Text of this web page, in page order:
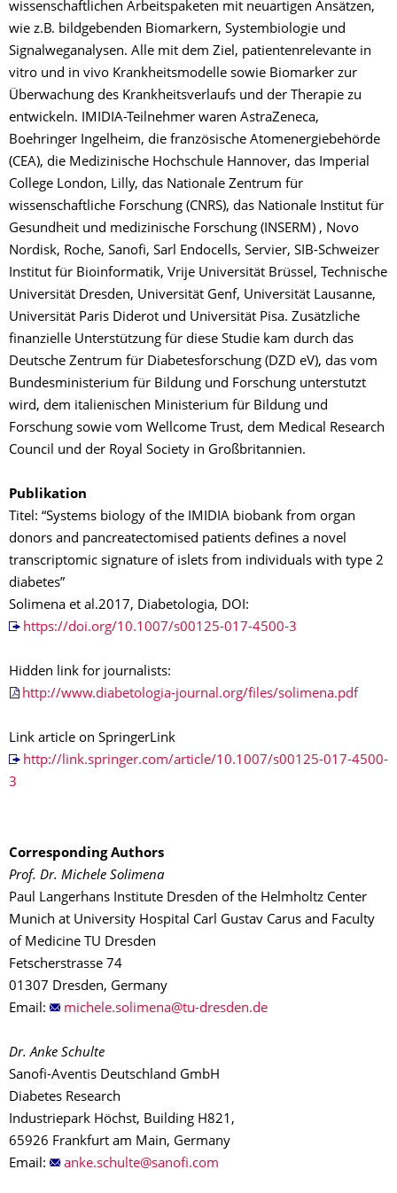
wissenschaftlichen Arbeitspaketen mit neuartigen Ansätzen,
wie z.B. bildgebenden Biomarkern, Systembiologie und
Signalweganalysen. Alle mit dem Ziel, patientenrelevante in
vitro und in vivo Krankheitsmodelle sowie Biomarker zur
Überwachung des Krankheitsverlaufs und der Therapie zu
entwickeln. IMIDIA-Teilnehmer waren AstraZeneca,
Boehringer Ingelheim, die französische Atomenergiebehörde
(CEA), die Medizinische Hochschule Hannover, das Imperial
College London, Lilly, das Nationale Zentrum für
wissenschaftliche Forschung (CNRS), das Nationale Institut für
Gesundheit und medizinische Forschung (INSERM) , Novo
Nordisk, Roche, Sanofi, Sarl Endocells, Servier, SIB-Schweizer
Institut für Bioinformatik, Vrije Universität Brüssel, Technische
Universität Dresden, Universität Genf, Universität Lausanne,
Universität Paris Diderot und Universität Pisa. Zusätzliche
finanzielle Unterstützung für diese Studie kam durch das
Deutsche Zentrum für Diabetesforschung (DZD eV), das vom
Bundesministerium für Bildung und Forschung unterstutzt
wird, dem italienischen Ministerium für Bildung und
Forschung sowie vom Wellcome Trust, dem Medical Research
Council und der Royal Society in Großbritannien.
Publikation
Titel: “Systems biology of the IMIDIA biobank from organ
donors and pancreatectomised patients defines a novel
transcriptomic signature of islets from individuals with type 2
diabetes”
Solimena et al.2017, Diabetologia, DOI:
https://doi.org/10.1007/s00125-017-4500-3
Hidden link for journalists:
http://www.diabetologia-journal.org/files/solimena.pdf
Link article on SpringerLink
http://link.springer.com/article/10.1007/s00125-017-4500-
3
Corresponding Authors
Prof. Dr. Michele Solimena
Paul Langerhans Institute Dresden of the Helmholtz Center
Munich at University Hospital Carl Gustav Carus and Faculty
of Medicine TU Dresden
Fetscherstrasse 74
01307 Dresden, Germany
Email:
Dr. Anke Schulte
Sanofi-Aventis Deutschland GmbH
Diabetes Research
Industriepark Höchst, Building H821,
65926 Frankfurt am Main, Germany
Email: